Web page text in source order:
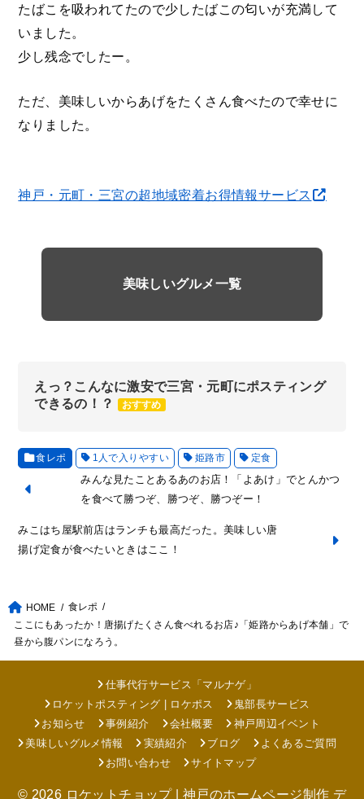
たばこを吸われてたので少したばこの匂いが充満して
いました。
少し残念でしたー。
ただ、美味しいからあげをたくさん食べたので幸せに
なりました。
神戸・元町・三宮の超地域密着お得情報サービス
美味しいグルメ一覧
えっ？こんなに激安で三宮・元町にポスティング
できるの！？
おすすめ
食レポ 1人で入りやすい 姫路市 定食
みんな見たことあるあのお店！「よあけ」でとんかつ
を食べて勝つぞ、勝つぞ、勝つぞー！
みこはち屋駅前店はランチも最高だった。美味しい唐
揚げ定食が食べたいときはここ！
HOME
食レポ
ここにもあったか！唐揚げたくさん食べれるお店♪「姫路からあげ本舗」で
昼から腹パンになろう。
仕事代行サービス「マルナゲ」
ロケットポスティング | ロケポス
鬼部長サービス
お知らせ
事例紹介 会社概要
神戸周辺イベント
美味しいグルメ情報
実績紹介 ブログ
よくあるご質問
お問い合わせ
サイトマップ
© 2026 ロケットチョップ | 神戸のホームページ制作 デ